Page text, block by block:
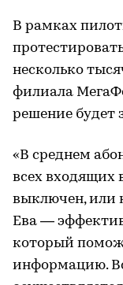
В рамках
несколько
филиала
решение будет
«В среднем
всех входящих
выключен, или
Ева —
который
информацию.